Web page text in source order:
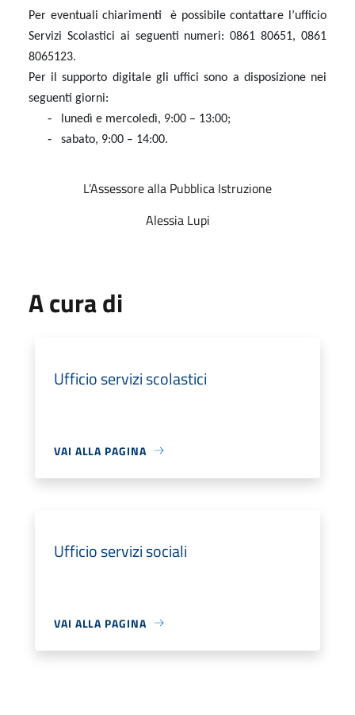
Per eventuali chiarimenti è possibile contattare l’ufficio
Servizi Scolastici ai seguenti numeri: 0861 80651, 0861
8065123.
Per il supporto digitale gli uffici sono a disposizione nei
seguenti giorni:
- lunedì e mercoledì, 9:00 – 13:00;
- sabato, 9:00 – 14:00.
L’Assessore alla Pubblica Istruzione
Alessia Lupi
A cura di
Ufficio servizi scolastici
VAI ALLA PAGINA
Ufficio servizi sociali
VAI ALLA PAGINA